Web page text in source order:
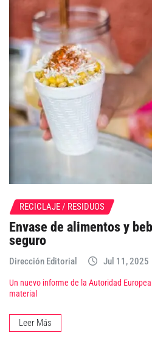
RECICLAJE / RESIDUOS
Envase de alimentos y
seguro
Dirección Editorial Jul 11, 2025
Un nuevo informe de la Autoridad
material
Leer Más